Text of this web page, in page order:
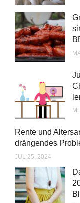
Rente und
drängendes
JUL 25, 2024